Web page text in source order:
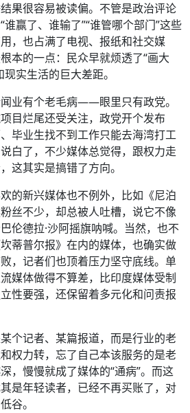
果很容易被读偏。不管是政治评论
赢了、谁输了”“谁管哪个部门”这些
，也占满了电视、报纸和社交媒
本的一点：民众早就烦透了“画大
实生活的巨大差距。
业有个老毛病——眼里只有政党。
目烂尾还受关注，政党开个发布
毕业生找不到工作只能去海湾打工
白了，不少媒体总觉得，跟权力走
这其实是搞错了方向。
的新兴媒体也不例外，比如《尼泊
丝不少，却总被人吐槽，说它不像
伦德拉·沙阿摇旗呐喊。当然，也不
蒂普尔报》在内的媒体，也确实做
，记者们也顶着压力坚守底线。单
媒体做得不算差，比印度媒体受制
性要强，还保留着多元化和问责报
个记者、某篇报道，而是行业的老
权力转，忘了自己本该服务的是老
，慢慢就成了媒体的“通病”。而这
是年轻读者，已经不再买账了，对
谷。